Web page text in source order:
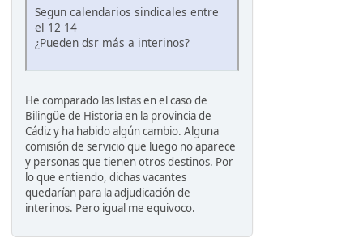
Segun calendarios sindicales entre
el 12 14
¿Pueden dsr más a interinos?
He comparado las listas en el caso de
Bilingüe de Historia en la provincia de
Cádiz y ha habido algún cambio. Alguna
comisión de servicio que luego no aparece
y personas que tienen otros destinos. Por
lo que entiendo, dichas vacantes
quedarían para la adjudicación de
interinos. Pero igual me equivoco.